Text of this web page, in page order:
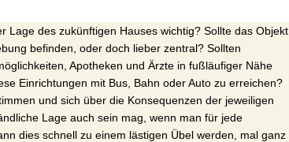
Lage des zukünftigen Hauses wichtig? Sollte das Objekt
befinden, oder doch lieber zentral? Sollten
Apotheken und Ärzte in fußläufiger Nähe
Einrichtungen mit Bus, Bahn oder Auto zu erreichen?
und sich über die Konsequenzen der jeweiligen
Lage auch sein mag, wenn man für jede
dies schnell zu einem lästigen Übel werden, mal ganz